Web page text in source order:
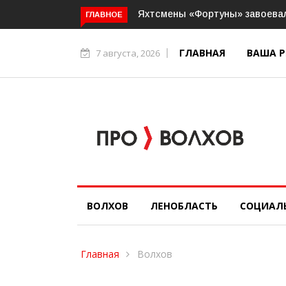
ГЛАВНОЕ Команда «ФСЦ Волхов»
7 августа, 2026 ГЛАВНАЯ ВАША
ВОЛХОВ ЛЕНОБЛАСТЬ
Главная Волхов